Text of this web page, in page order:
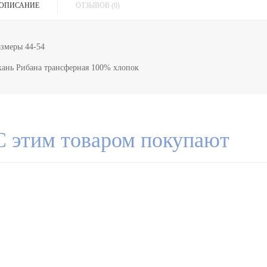
ОТЗЫВОВ (0)
44-54
Рибана трансферная 100% хлопок
этим товаром покупают